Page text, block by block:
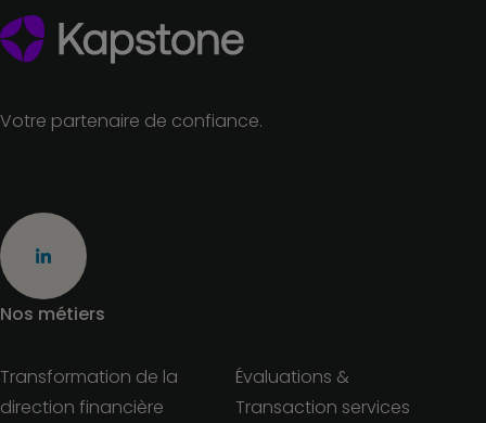
Votre partenaire de confiance.
Nos métiers
Transformation de la
direction financière
Évaluations &
Transaction services